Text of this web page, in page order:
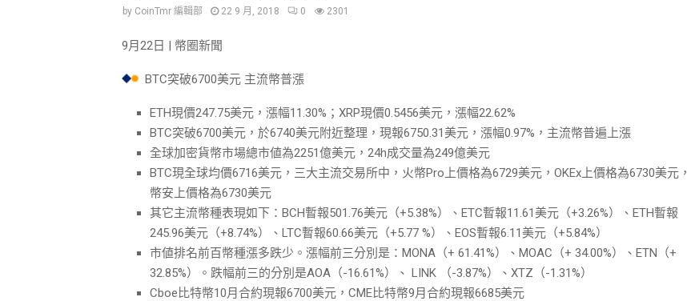
by CoinTmr 編輯部 22 9 月, 2018 0 2301
9月22日 | 幣圈新聞
BTC突破6700美元 主流幣普漲
ETH現價247.75美元，漲幅11.30%；XRP現價0.5456美元，漲幅22.62%
BTC突破6700美元，於6740美元附近整理，現報6750.31美元，漲幅0.97%，主流幣普遍上漲
全球加密貨幣市場總市値為2251億美元，24h成交量為249億美元
BTC現全球均價6716美元，三大主流交易所中，火幣Pro上價格為6729美元，OKEx上價格為6730美元，
幣安上價格為6730美元
其它主流幣種表現如下：BCH暫報501.76美元（+5.38%）、ETC暫報11.61美元（+3.26%）、ETH暫報
245.96美元（+8.74%）、LTC暫報60.66美元（+5.77 %）、EOS暫報6.11美元（+5.84%）
市値排名前百幣種漲多跌少。漲幅前三分別是：MONA（+ 61.41%）、MOAC（+ 34.00%）、ETN（+
32.85%）。跌幅前三的分別是AOA（-16.61%）、 LINK （-3.87%）、XTZ（-1.31%）
Cboe比特幣10月合約現報6700美元，CME比特幣9月合約現報6685美元